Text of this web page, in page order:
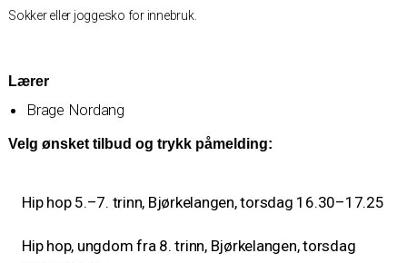
Sokker eller joggesko for innebruk.
Lærer
Brage Nordang
Velg ønsket tilbud og trykk påmelding:
Hip hop 5.–7. trinn, Bjørkelangen, torsdag 16.30–17.25
Hip hop, ungdom fra 8. trinn, Bjørkelangen, torsdag